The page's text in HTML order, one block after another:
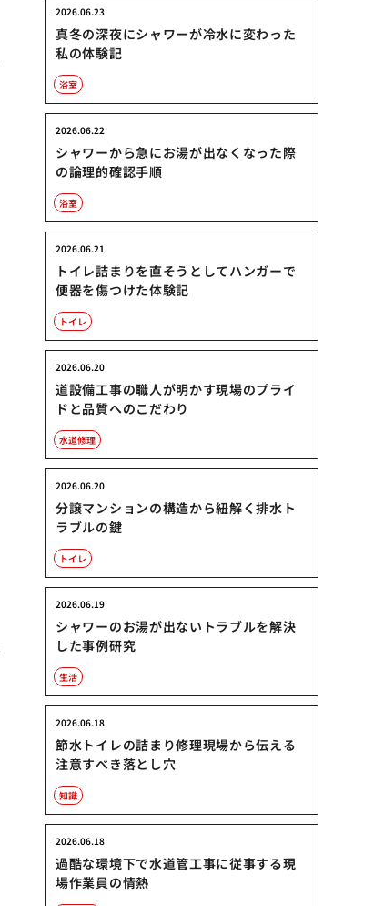
真冬の深夜にシャワーが冷水に変わった
私の体験記
2026.06.23
浴室
シャワーから急にお湯が出なくなった際
の論理的確認手順
2026.06.22
浴室
トイレ詰まりを直そうとしてハンガーで
便器を傷つけた体験記
2026.06.21
トイレ
道設備工事の職人が明かす現場のプライ
ドと品質へのこだわり
2026.06.20
水道修理
分譲マンションの構造から紐解く排水ト
ラブルの鍵
2026.06.20
トイレ
シャワーのお湯が出ないトラブルを解決
した事例研究
2026.06.19
生活
節水トイレの詰まり修理現場から伝える
注意すべき落とし穴
2026.06.18
知識
過酷な環境下で水道管工事に従事する現
場作業員の情熱
2026.06.18